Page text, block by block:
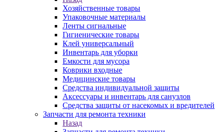
Хозяйственные товары
Упаковочные материалы
Ленты сигнальные
Гигиенические товары
Клей универсальный
Инвентарь для уборки
Емкости для мусора
Коврики входные
Медицинские товары
Средства индивидуальной защиты
Аксессуары и инвентарь для санузлов
Средства защиты от насекомых и вредителей
Запчасти для ремонта техники
Назад